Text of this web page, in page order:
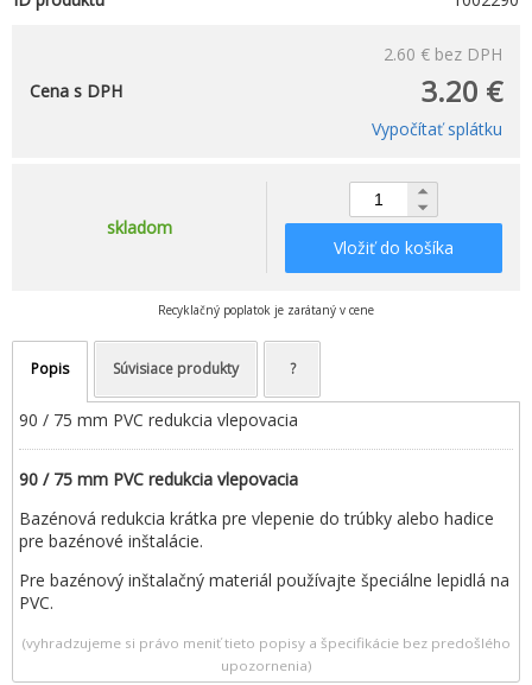
2.60 € bez DPH
3.20 €
Cena s DPH
Vypočítať splátku
skladom
Vložiť do košíka
Recyklačný poplatok je zarátaný v cene
Popis Súvisiace produkty ?
90 / 75 mm PVC redukcia vlepovacia
90 / 75 mm PVC redukcia vlepovacia
Bazénová redukcia krátka pre vlepenie do trúbky alebo hadice
pre bazénové inštalácie.
Pre bazénový inštalačný materiál používajte špeciálne lepidlá na
PVC.
(vyhradzujeme si právo meniť tieto popisy a špecifikácie bez predošlého
upozornenia)